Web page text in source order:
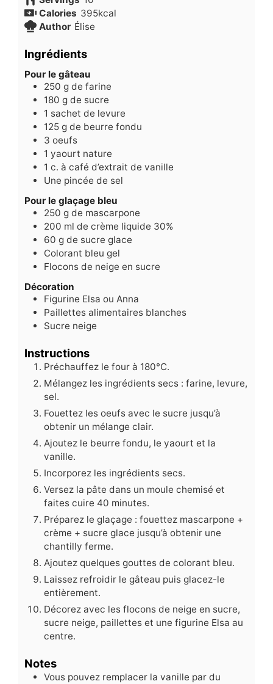
Calories 395kcal
Author Élise
Ingrédients
Pour le gâteau
250 g de farine
180 g de sucre
1 sachet de levure
125 g de beurre fondu
3 oeufs
1 yaourt nature
1 c. à café d’extrait de vanille
Une pincée de sel
Pour le glaçage bleu
250 g de mascarpone
200 ml de crème liquide 30%
60 g de sucre glace
Colorant bleu gel
Flocons de neige en sucre
Décoration
Figurine Elsa ou Anna
Paillettes alimentaires blanches
Sucre neige
Instructions
Préchauffez le four à 180°C.
Mélangez les ingrédients secs : farine, levure,
sel.
Fouettez les oeufs avec le sucre jusqu’à
obtenir un mélange clair.
Ajoutez le beurre fondu, le yaourt et la
vanille.
Incorporez les ingrédients secs.
Versez la pâte dans un moule chemisé et
faites cuire 40 minutes.
Préparez le glaçage : fouettez mascarpone +
crème + sucre glace jusqu’à obtenir une
chantilly ferme.
Ajoutez quelques gouttes de colorant bleu.
Laissez refroidir le gâteau puis glacez-le
entièrement.
Décorez avec les flocons de neige en sucre,
sucre neige, paillettes et une figurine Elsa au
centre.
Notes
Vous pouvez remplacer la vanille par du